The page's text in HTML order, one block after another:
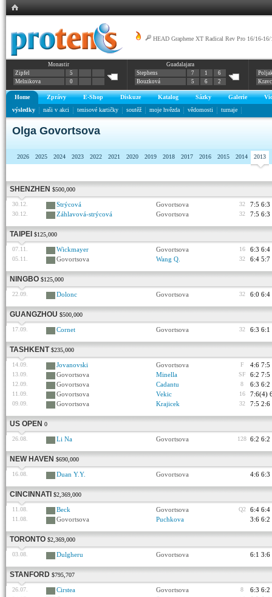
HEAD Graphene XT Radical Rev Pro 16/16-16/
Monastir
Zipfel
5
Melnikova
0
Guadalajara
Stephens
7 1
6
Bouzková
5 6 2
Home Zprávy E-Shop Diskuze Katalog Sázky Galerie
výsledky
naši v akci tenisové kartičky soutěž moje hvězda vědomosti turnaje
Olga Govortsova
2026 2025 2024 2023 2022 2021 2020 2019 2018 2017 2016 2015 2014 2013
SHENZHEN $500,000
30.12. Strýcová Govortsova 32 7:5 6:3
30.12. Záhlavová-strýcová Govortsova 32 7:5 6:3
TAIPEI $125,000
07.11. Wickmayer Govortsova 16 6:3 6:4
05.11. Govortsova Wang Q. 32 6:4 5:7
NINGBO $125,000
22.09. Dolonc Govortsova 32 6:0 6:4
GUANGZHOU $500,000
17.09. Cornet Govortsova 32 6:3 6:1
TASHKENT $235,000
14.09. Jovanovski Govortsova F 4:6 7:5
13.09. Govortsova Minella SF 6:2 7:5
12.09. Govortsova Cadantu 8 6:3 6:2
11.09. Govortsova Vekic 16 7:6(4)
09.09. Govortsova Krajicek 32 7:5 2:6
US OPEN 0
26.08. Li Na Govortsova 128 6:2 6:2
NEW HAVEN $690,000
16.08. Duan Y.Y. Govortsova 4:6 6:3
CINCINNATI $2,369,000
11.08. Beck Govortsova Q2 6:4 6:4
11.08. Govortsova Puchkova 3:6 6:2
TORONTO $2,369,000
03.08. Dulgheru Govortsova 6:1 3:6
STANFORD $795,707
26.07. Cirstea Govortsova 8 6:3 6:2